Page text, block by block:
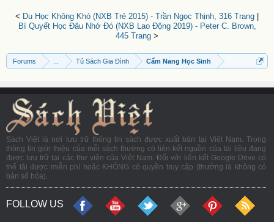
< Du Học Không Khó (NXB Trẻ 2015) - Trần Ngọc Thịnh, 316 Trang
Bí Quyết Học Đâu Nhớ Đó (NXB Lao Động 2019) - Peter C. Brown,
445 Trang >
Forums Tủ Sách Gia Đình Cẩm Nang Học Sinh
Sách Việt là nơi lưu trữ thông tin sách được xuất bản tại Việt Nam. Trong
thông tin giới thiệu của mỗi sách thường có liên kết nguồn của tài liệu đang
được lưu trữ tại các thư viện của Việt Nam. Đối với liên kết Google Drive có
thể tải được miễn phí hoặc KHÔNG có quyền truy cập (thường là không có
bản số hóa).
FOLLOW US